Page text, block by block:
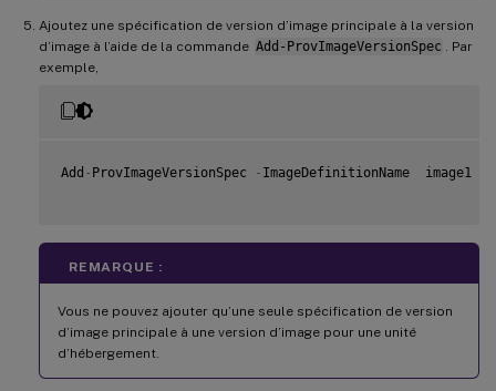
Ajoutez une spécification de version d’image principale à la version
d’image à l’aide de la commande Add-ProvImageVersionSpec
. Par
exemple,
Add - ProvImageVersionSpec - ImageDefinitionName  image1
REMARQUE :
Vous ne pouvez ajouter qu’une seule spécification de version
d’image principale à une version d’image pour une unité
d’hébergement.